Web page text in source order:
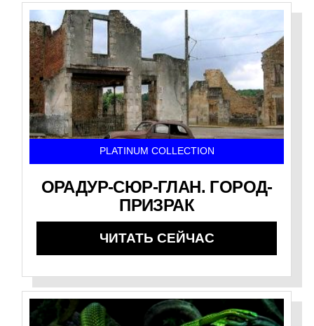
PLATINUM COLLECTION
ОРАДУР-СЮР-ГЛАН. ГОРОД-
ПРИЗРАК
ЧИТАТЬ СЕЙЧАС